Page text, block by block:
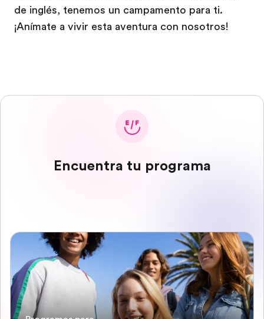
de inglés, tenemos un campamento para ti.
¡Anímate a vivir esta aventura con nosotros!
Encuentra tu programa